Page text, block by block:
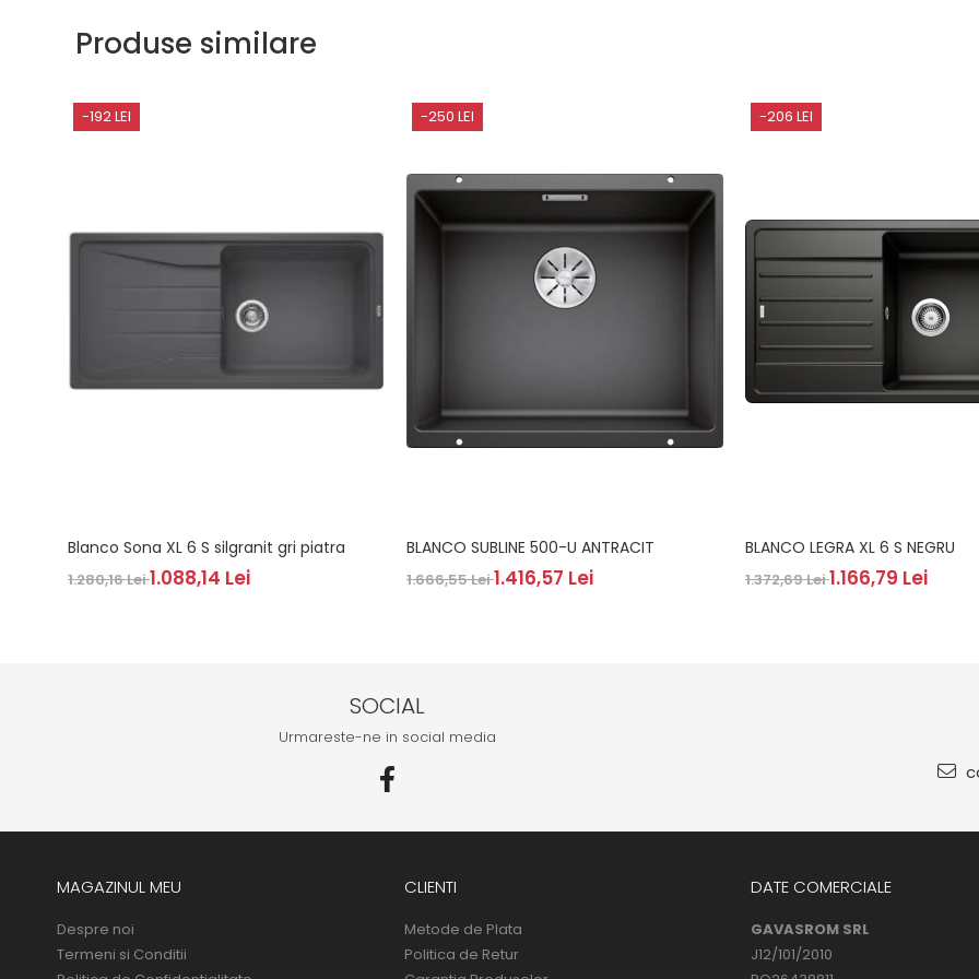
Produse similare
-192 LEI
Blanco Sona XL 6 S silgranit gri piatra
1.280,16 Lei1.088,14 Lei
-250 LEI
BLANCO SUBLINE 500-U ANTRACIT
1.666,55 Lei1.416,57 Lei
-206 LEI
BLANCO LEGRA XL 6 S NEGRU
1.372,69 Lei1.166,79 Lei
SOCIAL
Urmareste-ne in social media
MAGAZINUL MEU
Despre noi
Termeni si Conditii
CLIENTI
Metode de Plata
Politica de Retur
DATE COMERCIALE
GAVASROM SRL
J12/101/2010